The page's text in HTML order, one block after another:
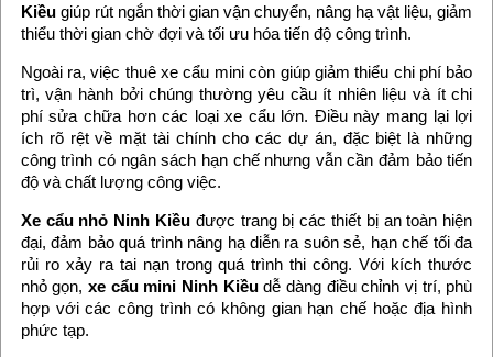
Kiềugiúp rút ngắn thời gian vận chuyển, nâng hạ vật liệu, giảm
thiểu thời gian chờ đợi và tối ưu hóa tiến độ công trình.
Ngoài ra, việc thuê xe cẩu mini còn giúp giảm thiểu chi phí bảo
trì, vận hành bởi chúng thường yêu cầu ít nhiên liệu và ít chi
phí sửa chữa hơn các loại xe cẩu lớn. Điều này mang lại lợi
ích rõ rệt về mặt tài chính cho các dự án, đặc biệt là những
công trình có ngân sách hạn chế nhưng vẫn cần đảm bảo tiến
độ và chất lượng công việc.
Xe cẩu nhỏ Ninh Kiều được trang bị các thiết bị an toàn hiện
đại, đảm bảo quá trình nâng hạ diễn ra suôn sẻ, hạn chế tối đa
rủi ro xảy ra tai nạn trong quá trình thi công. Với kích thước
nhỏ gọn,xe cẩu mini Ninh Kiềudễ dàng điều chỉnh vị trí, phù
hợp với các công trình có không gian hạn chế hoặc địa hình
phức tạp.